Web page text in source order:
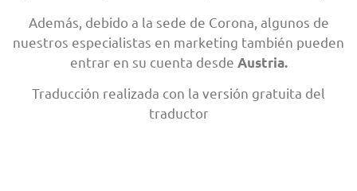
Además, debido a la sede de Corona, algunos de
nuestros especialistas en marketing también pueden
entrar en su cuenta desde Austria.
Traducción realizada con la versión gratuita del
traductor